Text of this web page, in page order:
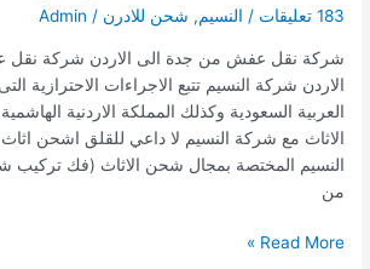
183 تعليقات / النسيم, شحن للادرن /
Admin
شركة نقل عفش من جدة الى الاردن شركة
الاردن شركة النسيم تتبع الاجراءات الاحترازية
العربية السعودية وكذلك المملكة الاردنية
الاثاث مع شركة النسيم لا داعي للقلق اشحن
النسيم المختصة بمجال شحن الاثاث (فك
من
شركة
Read More »